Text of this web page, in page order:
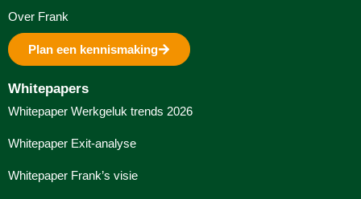
Over Frank
Plan een kennismaking
Whitepapers
Whitepaper Werkgeluk trends 2026
Whitepaper Exit-analyse
Whitepaper Frank’s visie